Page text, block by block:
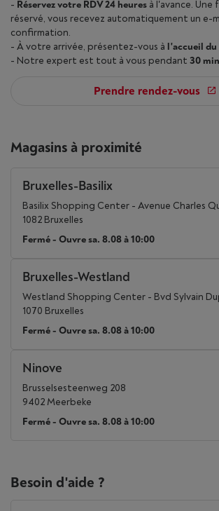
- Réservez votre RDV 24 heures à l'avance. Une
réservé, vous recevez automatiquement un e-
confirmation.
- À votre arrivée, présentez-vous à l'accueil du
- Notre expert est tout à vous pendant 30 min
Prendre rendez-vous
Magasins à proximité
Bruxelles-Basilix
Basilix Shopping Center - Avenue Charles
1082 Bruxelles
Fermé - Ouvre sa. 8.08 à 10:00
Bruxelles-Westland
Westland Shopping Center - Bvd Sylvain
1070 Bruxelles
Fermé - Ouvre sa. 8.08 à 10:00
Ninove
Brusselsesteenweg 208
9402 Meerbeke
Fermé - Ouvre sa. 8.08 à 10:00
Besoin d'aide ?